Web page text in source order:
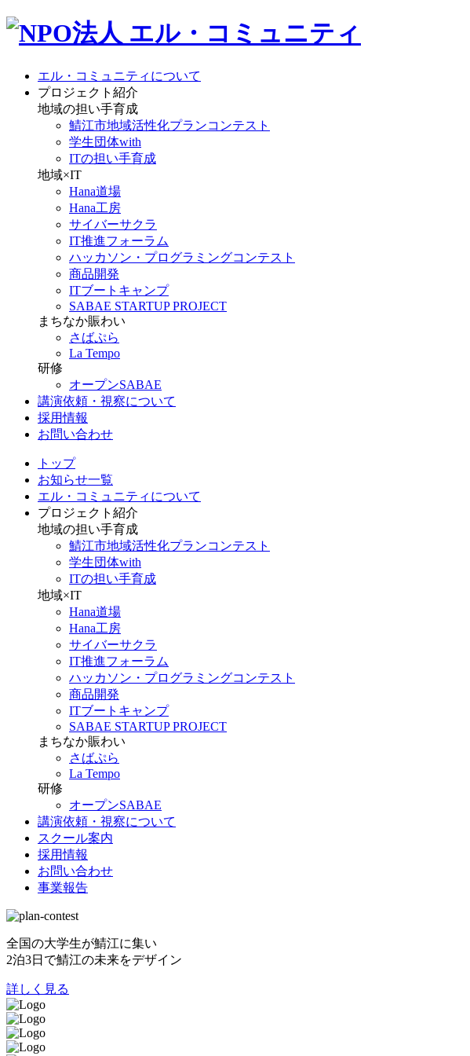
エル・コミュニティについて
プロジェクト紹介
地域の担い手育成
鯖江市地域活性化プランコンテスト
学生団体with
ITの担い手育成
地域×IT
Hana道場
Hana工房
サイバーサクラ
IT推進フォーラム
ハッカソン・プログラミングコンテスト
商品開発
ITブートキャンプ
SABAE STARTUP PROJECT
まちなか賑わい
さばぷら
La Tempo
研修
オープンSABAE
講演依頼・視察について
採用情報
お問い合わせ
トップ
お知らせ一覧
エル・コミュニティについて
プロジェクト紹介
地域の担い手育成
鯖江市地域活性化プランコンテスト
学生団体with
ITの担い手育成
地域×IT
Hana道場
Hana工房
サイバーサクラ
IT推進フォーラム
ハッカソン・プログラミングコンテスト
商品開発
ITブートキャンプ
SABAE STARTUP PROJECT
まちなか賑わい
さばぷら
La Tempo
研修
オープンSABAE
講演依頼・視察について
スクール案内
採用情報
お問い合わせ
事業報告
全国の大学生が鯖江に集い
2泊3日で鯖江の未来をデザイン
詳しく見る